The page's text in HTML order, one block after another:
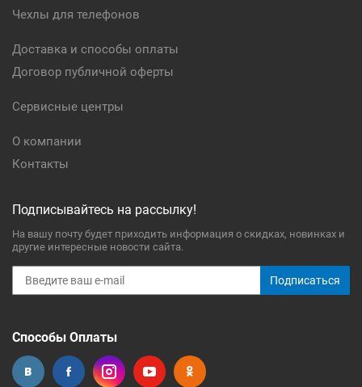
Чехлы для телефонов
Доставка и способы оплаты
Договор публичной оферты
Сервисные центры
О компании
Контакты
Подписывайтесь на рассылку!
На вашу почту будет приходить информация о скидках, новинках и
другие интересные новости сайта.
Подписаться
Способы Оплаты